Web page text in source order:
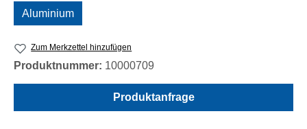
Aluminium
Zum Merkzettel hinzufügen
Produktnummer: 10000709
Produktanfrage